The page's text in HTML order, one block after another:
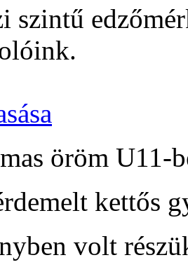
szintű
öröm U11-
kettős
volt